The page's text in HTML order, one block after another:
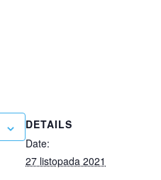
DETAILS
Date:
27 listopada 2021